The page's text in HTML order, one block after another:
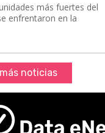
más fuertes del
enfrentaron en la
noticias